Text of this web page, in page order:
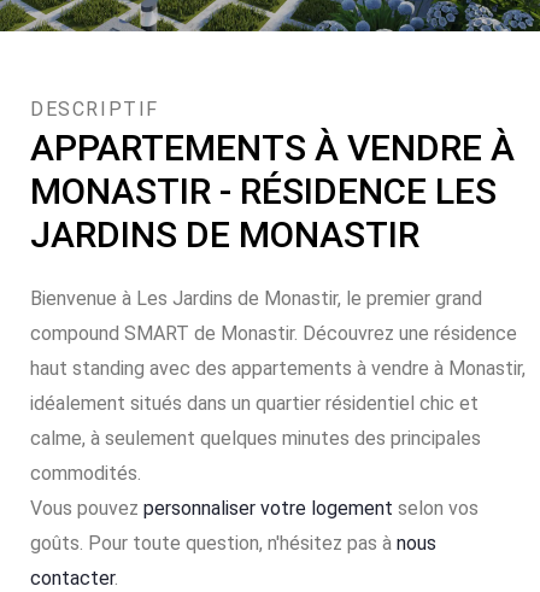
DESCRIPTIF
APPARTEMENTS À VENDRE À
MONASTIR - RÉSIDENCE LES
JARDINS DE MONASTIR
Bienvenue à Les Jardins de Monastir, le premier grand
compound SMART de Monastir. Découvrez une résidence
haut standing avec des appartements à vendre à Monastir,
idéalement situés dans un quartier résidentiel chic et
calme, à seulement quelques minutes des principales
commodités.
Vous pouvez personnaliser votre logement selon vos
goûts. Pour toute question, n'hésitez pas à nous
contacter.